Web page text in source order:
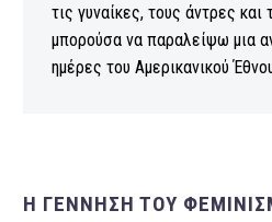
τις γυναίκες, τους άντρες και
μπορούσα να παραλείψω μια
ημέρες του Αμερικανικού
Η ΓΕΝΝΗΣΗ ΤΟΥ